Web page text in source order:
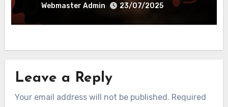
Webmaster Admin 23/07/2025
Leave a Reply
Your email address will not be published. Required